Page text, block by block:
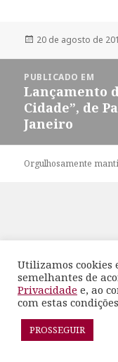
Publicado
20 de agosto de
PUBLICADO EM
Lançamento
Cidade”, de
Janeiro
Orgulhosamente
Utilizamos cookies
semelhantes de
Privacidade e, ao
com estas
PROSSEGUIR